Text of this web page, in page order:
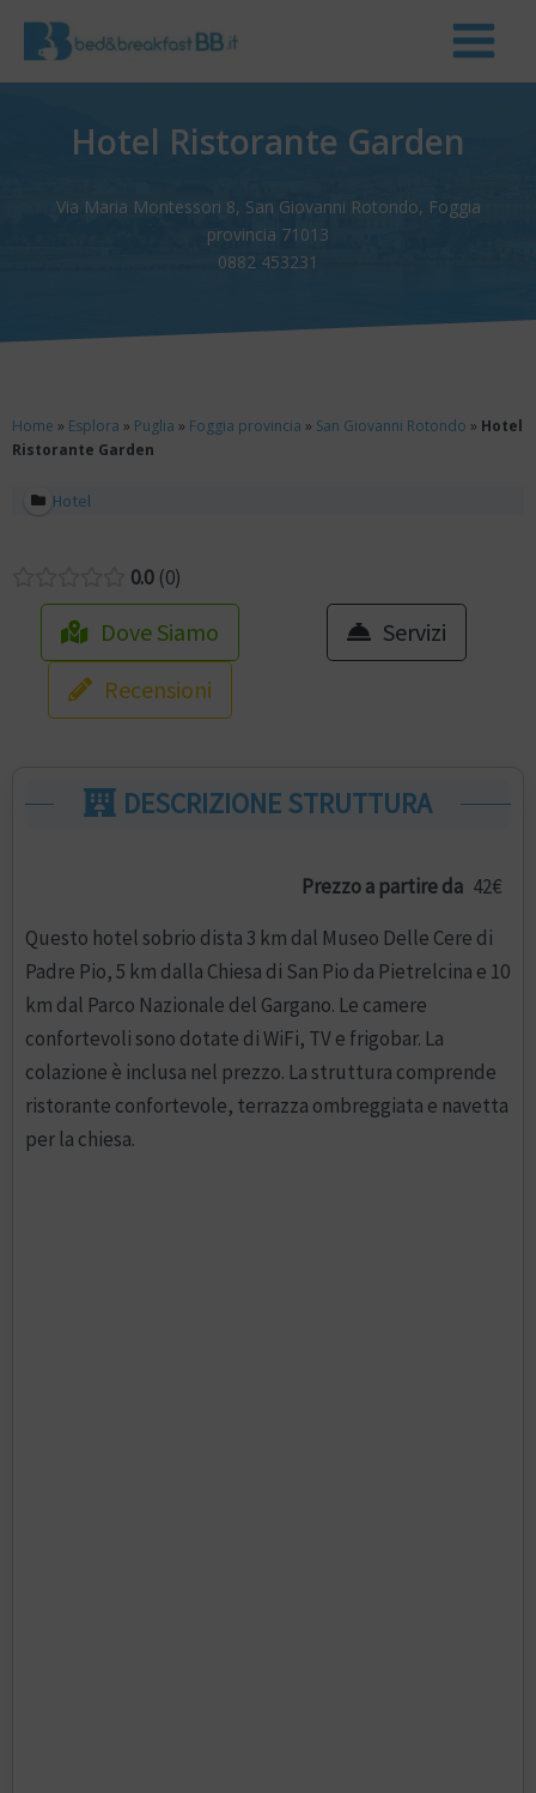
Hotel Ristorante Garden
Via Maria Montessori 8, San Giovanni Rotondo, Foggia
provincia 71013
0882 453231
Home » Esplora » Puglia » Foggia provincia » San Giovanni Rotondo » Hotel
Ristorante Garden
Hotel
0.0 0
Dove Siamo
Servizi
Recensioni
DESCRIZIONE STRUTTURA
Prezzo a partire da 42€
Questo hotel sobrio dista 3 km dal Museo Delle Cere di
Padre Pio, 5 km dalla Chiesa di San Pio da Pietrelcina e 10
km dal Parco Nazionale del Gargano. Le camere
confortevoli sono dotate di WiFi, TV e frigobar. La
colazione è inclusa nel prezzo. La struttura comprende
ristorante confortevole, terrazza ombreggiata e navetta
per la chiesa.